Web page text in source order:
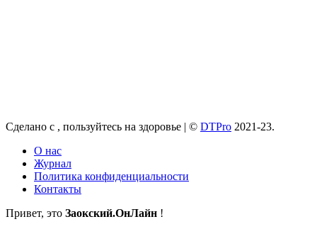
Сделано с , пользуйтесь на здоровье | © DTPro 2021-23.
О нас
Журнал
Политика конфиденциальности
Контакты
Привет, это Заокский.ОнЛайн !